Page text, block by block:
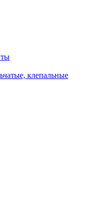
клепальные